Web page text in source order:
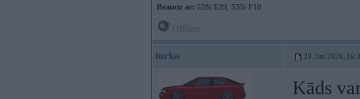
Braucu ar: 528i E39, 535i F10
turka 20. Jan 2020,
Kāds